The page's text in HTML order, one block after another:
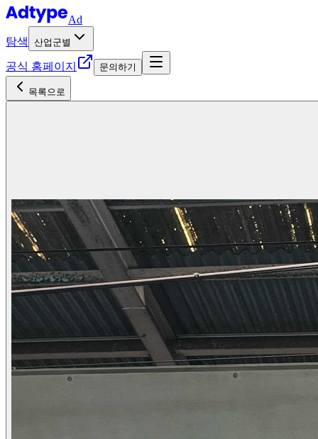
Ad
탐색
산업군별
공식 홈페이지 문의하기
목록으로